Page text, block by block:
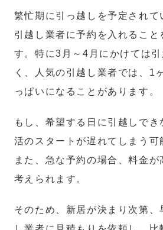
繁忙期に引っ越しを予定されて
引越し業者に予約を入れること
す。特に3月～4月にかけては
く、人気の引越し業者では、1
っぱいになることがあります。
もし、希望する日に引越しでき
活のスタートが遅れてしまう可
また、急な予約の場合、料金が
考えられます。
そのため、新居が決まり次第、